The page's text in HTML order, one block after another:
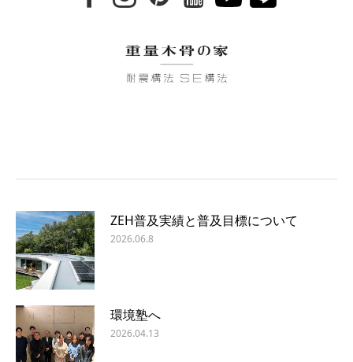
ZEH普及実績と普及目標について
2026.06.8
環境塾へ
2026.04.13